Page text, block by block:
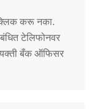
करू नका.
टेलिफोनवर
बँक ऑफिसर